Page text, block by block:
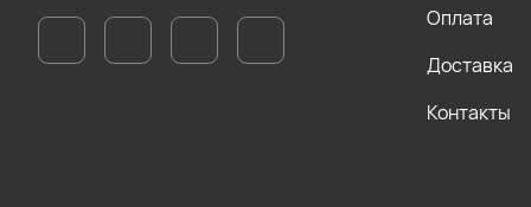
Оплата
Доставка
Контакты